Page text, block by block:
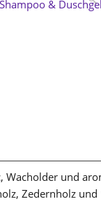
und
Zedernholz